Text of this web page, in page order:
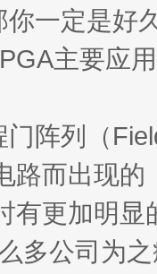
一定是好
主要应
阵列（
路而出现
有更加明显